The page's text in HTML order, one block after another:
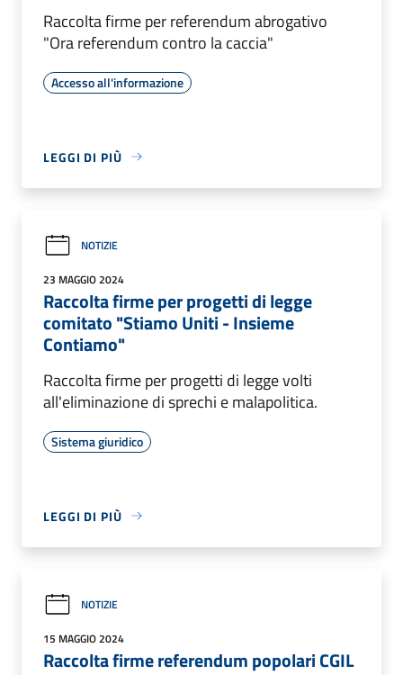
Raccolta firme per referendum abrogativo
"Ora referendum contro la caccia"
Accesso all'informazione
LEGGI DI PIÙ
NOTIZIE
23 MAGGIO 2024
Raccolta firme per progetti di legge
comitato "Stiamo Uniti - Insieme
Contiamo"
Raccolta firme per progetti di legge volti
all'eliminazione di sprechi e malapolitica.
Sistema giuridico
LEGGI DI PIÙ
NOTIZIE
15 MAGGIO 2024
Raccolta firme referendum popolari CGIL